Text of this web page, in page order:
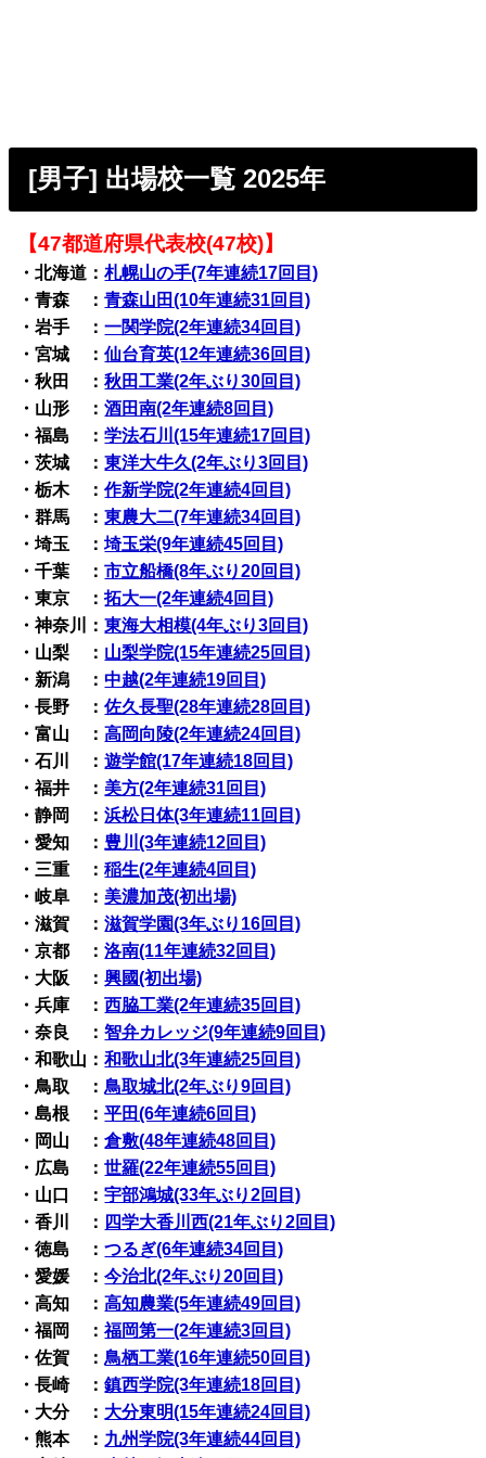
[男子] 出場校一覧 2025年
【47都道府県代表校(47校)】
・北海道：札幌山の手(7年連続17回目)
・青森 ：青森山田(10年連続31回目)
・岩手 ：一関学院(2年連続34回目)
・宮城 ：仙台育英(12年連続36回目)
・秋田 ：秋田工業(2年ぶり30回目)
・山形 ：酒田南(2年連続8回目)
・福島 ：学法石川(15年連続17回目)
・茨城 ：東洋大牛久(2年ぶり3回目)
・栃木 ：作新学院(2年連続4回目)
・群馬 ：東農大二(7年連続34回目)
・埼玉 ：埼玉栄(9年連続45回目)
・千葉 ：市立船橋(8年ぶり20回目)
・東京 ：拓大一(2年連続4回目)
・神奈川：東海大相模(4年ぶり3回目)
・山梨 ： 山梨学院(15年連続25回目)
・新潟 ：中越(2年連続19回目)
・長野 ：佐久長聖(28年連続28回目)
・富山 ： 高岡向陵(2年連続24回目)
・石川 ：遊学館(17年連続18回目)
・福井 ： 美方(2年連続31回目)
・静岡 ：浜松日体(3年連続11回目)
・愛知 ：豊川(3年連続12回目)
・三重 ：稲生(2年連続4回目)
・岐阜 ： 美濃加茂(初出場)
・滋賀 ：滋賀学園(3年ぶり16回目)
・京都 ：洛南(11年連続32回目)
・大阪 ：興國(初出場)
・兵庫 ： 西脇工業(2年連続35回目)
・奈良 ：智弁カレッジ(9年連続9回目)
・和歌山：和歌山北(3年連続25回目)
・鳥取 ：鳥取城北(2年ぶり9回目)
・島根 ：平田(6年連続6回目)
・岡山 ：倉敷(48年連続48回目)
・広島 ：世羅(22年連続55回目)
・山口 ：宇部鴻城(33年ぶり2回目)
・香川 ： 四学大香川西(21年ぶり2回目)
・徳島 ：つるぎ(6年連続34回目)
・愛媛 ：今治北(2年ぶり20回目)
・高知 ： 高知農業(5年連続49回目)
・福岡 ：福岡第一(2年連続3回目)
・佐賀 ：鳥栖工業(16年連続50回目)
・長崎 ：鎮西学院(3年連続18回目)
・大分 ： 大分東明(15年連続24回目)
・熊本 ： 九州学院(3年連続44回目)